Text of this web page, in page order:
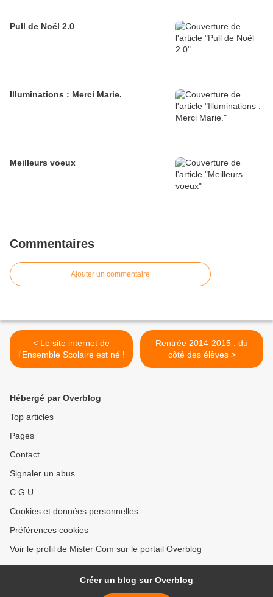
Pull de Noël 2.0
Illuminations : Merci Marie.
Meilleurs voeux
Commentaires
Ajouter un commentaire
< Le site internet de
l'Ensemble Scolaire est né !
Rentrée 2014-2015 : du
côté des élèves >
Hébergé par Overblog
Top articles
Pages
Contact
Signaler un abus
C.G.U.
Cookies et données personnelles
Préférences cookies
Voir le profil de Mister Com sur le portail Overblog
Créer un blog sur Overblog